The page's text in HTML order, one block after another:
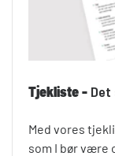
Tjekliste -
Med vores
som I bør være